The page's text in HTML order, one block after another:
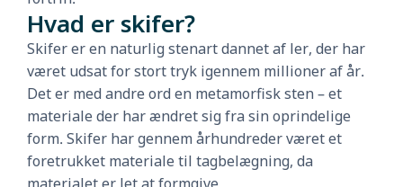
Hvad er skifer?
Skifer er en naturlig stenart dannet af ler, der har
været udsat for stort tryk igennem millioner af år.
Det er med andre ord en metamorfisk sten – et
materiale der har ændret sig fra sin oprindelige
form. Skifer har gennem århundreder været et
foretrukket materiale til tagbelægning, da